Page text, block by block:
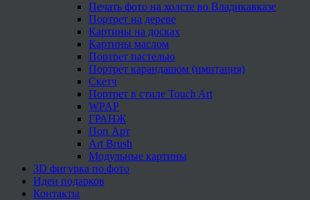
Печать фото на холсте во Владикавказе
Портрет на дереве
Картины на досках
Картины маслом
Портрет пастелью
Портрет карандашом (имитация)
Скетч
Портрет в стиле Touch Art
WPAP
ГРАНЖ
Поп Арт
Art Brush
Модульные картины
3D фигурка по фото
Идеи подарков
Контакты